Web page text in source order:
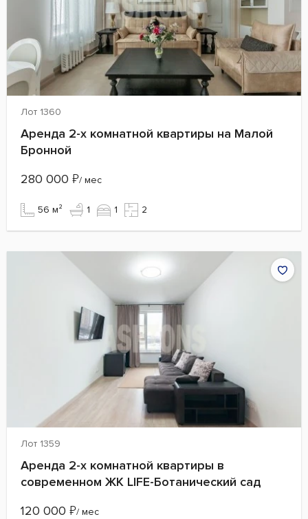
Лот 1360
Аренда 2-х комнатной квартиры на Малой
Бронной
280 000 ₽/ мес
56 м² 1 1 2
Лот 1359
Аренда 2-х комнатной квартиры в
современном ЖК LIFE-Ботанический сад
120 000 ₽/ мес